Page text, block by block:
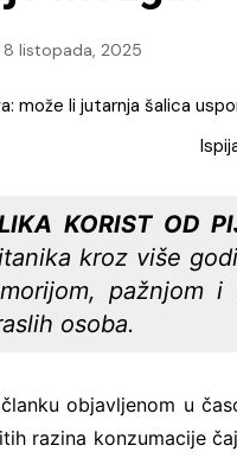
Promet i
Zdravstvene i
8 listopada, 2025
KORIST OD
kroz više
pažnjom
osoba.
objavljenom u
razina konzumacije